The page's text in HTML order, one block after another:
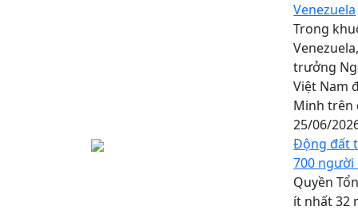
Venezuela
Trong
trưởng
Việt Nam
Minh trên
25/06/
Động đất
700
Quyền
ít nhất 32